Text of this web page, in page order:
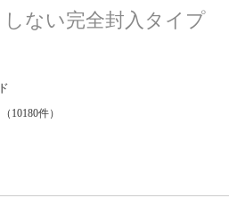
ない完全封入タイプ
（ 10180件）